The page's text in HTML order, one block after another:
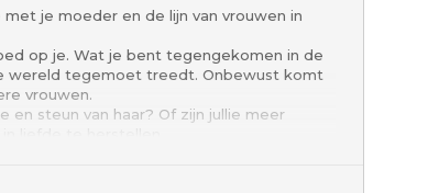
je moeder en de lijn van vrouwen in
op je. Wat je bent tegengekomen in de
wereld tegemoet treedt. Onbewust komt
vrouwen.
steun van haar? Of zijn jullie meer